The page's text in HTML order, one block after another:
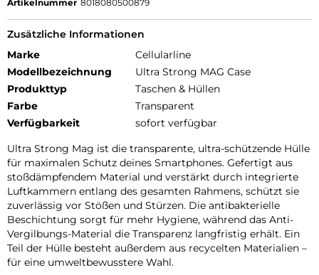
Artikelnummer 8018080500879
Zusätzliche Informationen
Marke
Cellularline
Modellbezeichnung
Ultra Strong MAG Case
Produkttyp
Taschen & Hüllen
Farbe
Transparent
Verfügbarkeit
sofort verfügbar
Ultra Strong Mag ist die transparente, ultra-schützende Hülle
für maximalen Schutz deines Smartphones. Gefertigt aus
stoßdämpfendem Material und verstärkt durch integrierte
Luftkammern entlang des gesamten Rahmens, schützt sie
zuverlässig vor Stößen und Stürzen. Die antibakterielle
Beschichtung sorgt für mehr Hygiene, während das Anti-
Vergilbungs-Material die Transparenz langfristig erhält. Ein
Teil der Hülle besteht außerdem aus recycelten Materialien –
für eine umweltbewusstere Wahl.